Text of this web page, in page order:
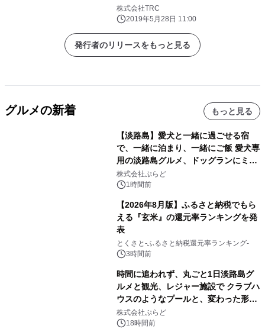
ら開始
株式会社TRC
2019年5月28日 11:00
発行者のリリースをもっと見る
グルメの新着 もっと見る
【淡路島】愛犬と一緒に過ごせる宿
で、一緒に泊まり、一緒にご飯 愛犬専
用の淡路島グルメ、ドッグランにミニ
プール グランピングとトレーラーハウ
スの2施設で
株式会社ぷらど
1時間前
【2026年8月版】ふるさと納税でもら
える『玄米』の還元率ランキングを発
表
とくさと-ふるさと納税還元率ランキング-
3時間前
時間に追われず、丸ごと1日淡路島グ
ルメと観光、レジャー施設で クラブハ
ウスのようなプールと、変わった形の
サウナも 「THE BOXY AWAJI」のお
得な素泊まり連泊プランで
株式会社ぷらど
18時間前